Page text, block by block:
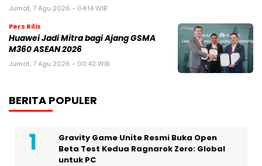
Jumat, 7 Agu 2026 - 04:14 WIB
Pers Rilis
Huawei Jadi Mitra bagi Ajang GSMA
M360 ASEAN 2026
Jumat, 7 Agu 2026 - 00:42 WIB
BERITA POPULER
Gravity Game Unite Resmi Buka Open
Beta Test Kedua Ragnarok Zero: Global
untuk PC